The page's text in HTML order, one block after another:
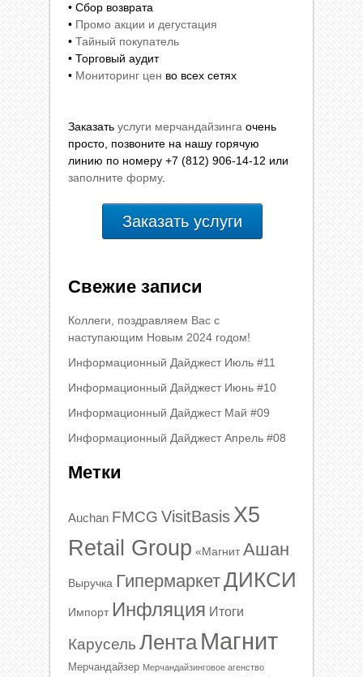
• Сбор возврата
• Промо акции и дегустация
• Тайный покупатель
• Торговый аудит
• Мониторинг цен во всех сетях
Заказать услуги мерчандайзинга очень
просто, позвоните на нашу горячую
линию по номеру +7 (812) 906-14-12 или
заполните форму.
Заказать услуги
Свежие записи
Коллеги, поздравляем Вас с
наступающим Новым 2024 годом!
Информационный Дайджест Июль #11
Информационный Дайджест Июнь #10
Информационный Дайджест Май #09
Информационный Дайджест Апрель #08
Метки
Auchan FMCG VisitBasis X5
Retail Group «Магнит Ашан
Выручка ГипермаркетДИКСИ
Импорт Инфляция Итоги
Карусель Лента Магнит
Мерчандайзер Мерчандайзинговое агенство